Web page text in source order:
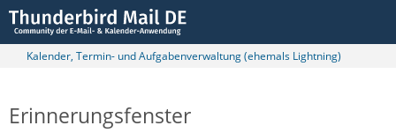
Kalender, Termin- und Aufgabenverwaltung (ehemals Lightning)
Erinnerungsfenster